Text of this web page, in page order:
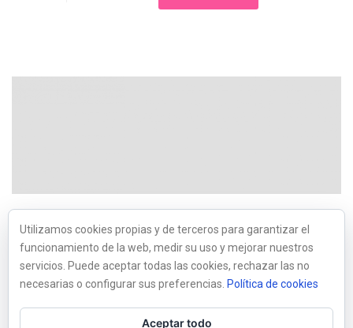
By In ROCAS
LOSA PIZARRA
NATURAL 1×25 o 1×50
Utilizamos cookies propias y de terceros para garantizar el
funcionamiento de la web, medir su uso y mejorar nuestros
servicios. Puede aceptar todas las cookies, rechazar las no
necesarias o configurar sus preferencias. Política de cookies
Aceptar todo